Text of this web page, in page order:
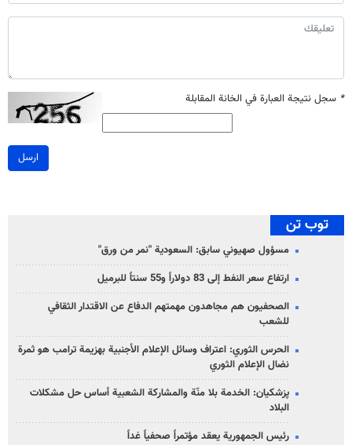
* سجل نتيجة العبارة في الخانة المقابلة
ارسل
توب تن
مسؤول صهيوني سابق: السعودية "نمر من ورق"
ارتفاع سعر النفط إلى 83 دولاراً و55 سنتاً للبرميل
الصحفيون هم مجاهدون مهمتهم الدفاع عن الاقتدار الثقافي
للشعب
الحرس الثوري: اعتراف وسائل الإعلام الأجنبية بهزيمة ترامب هو ثمرة
نضال الإعلام الثوري
پزشکیان: الخدمة بلا منّة والمشاركة الشعبية أساس حل مشكلات
البلاد
رئيس الجمهورية يعقد مؤتمراً صحفياً غداً